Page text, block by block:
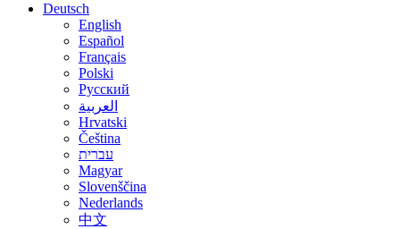
Deutsch
English
Español
Français
Polski
Русский
العربية
Hrvatski
Čeština
עברית
Magyar
Slovenščina
Nederlands
中文